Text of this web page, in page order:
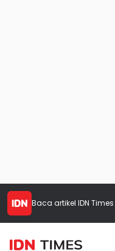
Baca artikel IDN Times